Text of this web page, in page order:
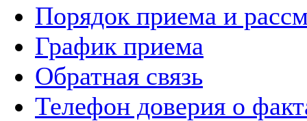
Порядок приема и
График приема
Обратная связь
Телефон доверия о